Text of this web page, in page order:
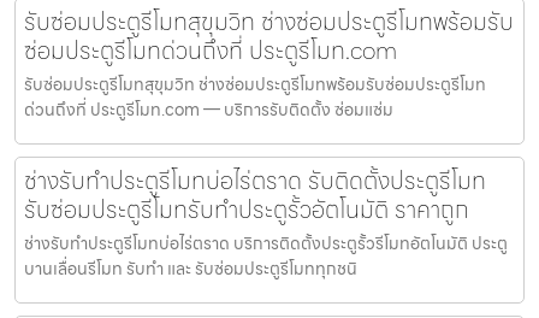
รับซ่อมประตูรีโมทสุขุมวิท ช่างซ่อมประตูรีโมทพร้อมรับ
ซ่อมประตูรีโมทด่วนถึงที่ ประตูรีโมท.com
รับซ่อมประตูรีโมทสุขุมวิท ช่างซ่อมประตูรีโมทพร้อมรับซ่อมประตูรีโมท
ด่วนถึงที่ ประตูรีโมท.com — บริการรับติดตั้ง ซ่อมแซ่ม
ช่างรับทำประตูรีโมทบ่อไร่ตราด รับติดตั้งประตูรีโมท
รับซ่อมประตูรีโมทรับทำประตูรั้วอัตโนมัติ ราคาถูก
ช่างรับทำประตูรีโมทบ่อไร่ตราด บริการติดตั้งประตูรั้วรีโมทอัตโนมัติ ประตู
บานเลื่อนรีโมท รับทำ และ รับซ่อมประตูรีโมททุกชนิ